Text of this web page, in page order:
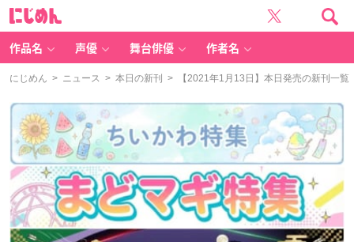
作品名 声優 舞台俳優 作者名
にじめん > ニュース > 本日の新刊 > 【2021年1月13日】本日発売の新刊一覧